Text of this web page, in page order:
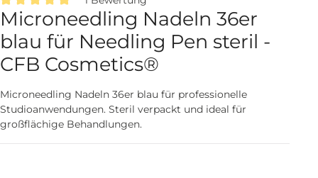
Durchschnittliche Bewertung von 5 von 5 Sternen
Microneedling Nadeln 36er
blau für Needling Pen steril -
CFB Cosmetics®
Microneedling Nadeln 36er blau für professionelle
Studioanwendungen. Steril verpackt und ideal für
großflächige Behandlungen.